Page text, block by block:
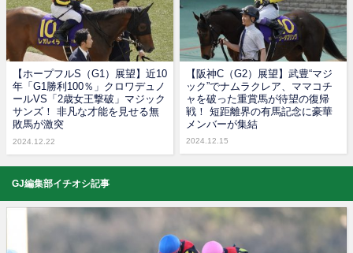
【ホープフルS（G1）展望】近10
年「G1勝利100％」クロワデュノ
ールVS「2歳女王撃破」マジック
サンズ！ 非凡な才能を見せる無
敗馬が激突
2024.12.22
【阪神C（G2）展望】武豊“マジ
ック”でナムラクレア、ママコチ
ャを破った重賞馬が待望の復帰
戦！ 短距離界の有馬記念に豪華
メンバーが集結
2024.12.15
GJ編集部イチオシ記事